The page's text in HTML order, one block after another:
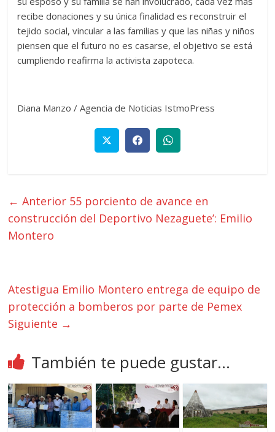
recibe donaciones y su única finalidad es reconstruir el
tejido social, vincular a las familias y que las niñas y niños
piensen que el futuro no es casarse, el objetivo se está
cumpliendo reafirma la activista zapoteca.
Diana Manzo / Agencia de Noticias IstmoPress
← Anterior 55 porciento de avance en
construcción del Deportivo Nezaguete’: Emilio
Montero
Atestigua Emilio Montero entrega de equipo de
protección a bomberos por parte de Pemex
Siguiente →
También te puede gustar...